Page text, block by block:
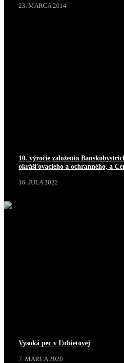
23. MARCA 2014
10. výročie založenia
okrášľovacieho a ochranného, a
16. JÚLA 2022
Vysoká pec v Ľubietovej
7. MARCA 2020